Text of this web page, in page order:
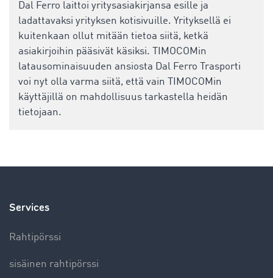
Dal Ferro laittoi yritysasiakirjansa esille ja
ladattavaksi yrityksen kotisivuille. Yrityksellä ei
kuitenkaan ollut mitään tietoa siitä, ketkä
asiakirjoihin pääsivät käsiksi. TIMOCOMin
latausominaisuuden ansiosta Dal Ferro Trasporti
voi nyt olla varma siitä, että vain TIMOCOMin
käyttäjillä on mahdollisuus tarkastella heidän
tietojaan.
Services
Rahtipörssi
sisäinen rahtipörssi